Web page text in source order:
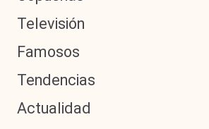
Televisión
Famosos
Tendencias
Actualidad